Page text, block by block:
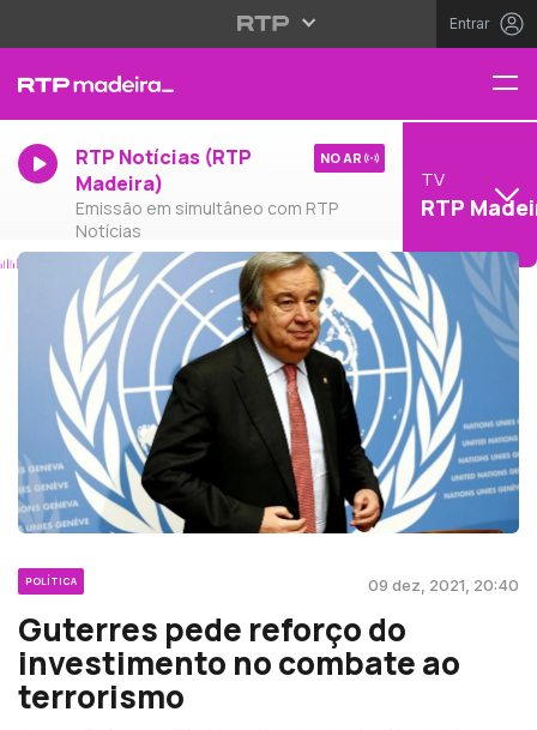
Entrar
RTP Notícias (RTP
Madeira)
Emissão em simultâneo com RTP
Notícias
NO AR
TV
RTP
POLÍTICA 09 dez, 2021, 20:40
Guterres pede reforço do
investimento no combate ao
terrorismo